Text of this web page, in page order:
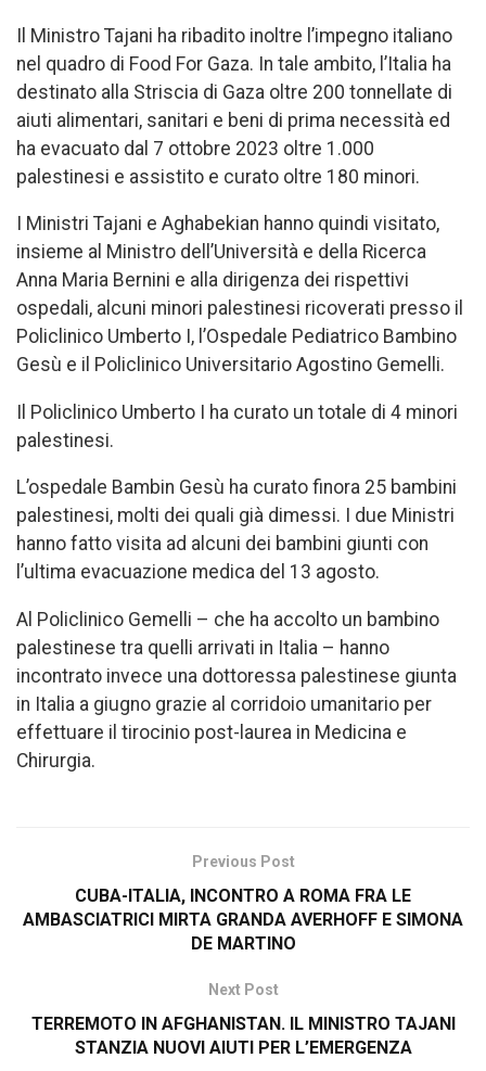
Il Ministro Tajani ha ribadito inoltre l’impegno italiano
nel quadro di Food For Gaza. In tale ambito, l’Italia ha
destinato alla Striscia di Gaza oltre 200 tonnellate di
aiuti alimentari, sanitari e beni di prima necessità ed
ha evacuato dal 7 ottobre 2023 oltre 1.000
palestinesi e assistito e curato oltre 180 minori.
I Ministri Tajani e Aghabekian hanno quindi visitato,
insieme al Ministro dell’Università e della Ricerca
Anna Maria Bernini e alla dirigenza dei rispettivi
ospedali, alcuni minori palestinesi ricoverati presso il
Policlinico Umberto I, l’Ospedale Pediatrico Bambino
Gesù e il Policlinico Universitario Agostino Gemelli.
Il Policlinico Umberto I ha curato un totale di 4 minori
palestinesi.
L’ospedale Bambin Gesù ha curato finora 25 bambini
palestinesi, molti dei quali già dimessi. I due Ministri
hanno fatto visita ad alcuni dei bambini giunti con
l’ultima evacuazione medica del 13 agosto.
Al Policlinico Gemelli – che ha accolto un bambino
palestinese tra quelli arrivati in Italia – hanno
incontrato invece una dottoressa palestinese giunta
in Italia a giugno grazie al corridoio umanitario per
effettuare il tirocinio post-laurea in Medicina e
Chirurgia.
Previous Post
CUBA-ITALIA, INCONTRO A ROMA FRA LE
AMBASCIATRICI MIRTA GRANDA AVERHOFF E SIMONA
DE MARTINO
Next Post
TERREMOTO IN AFGHANISTAN. IL MINISTRO TAJANI
STANZIA NUOVI AIUTI PER L’EMERGENZA